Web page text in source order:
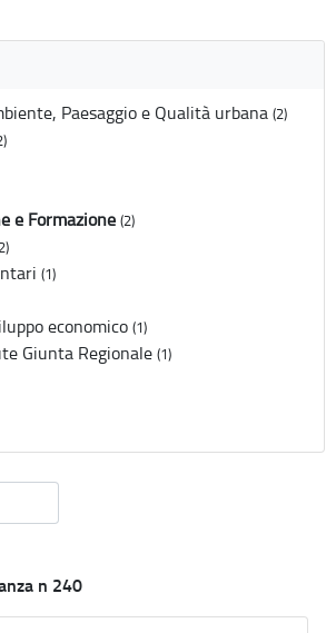
Paesaggio e Qualità urbana (2)
e Formazione (2)
(1)
economico (1)
Giunta Regionale (1)
n 240